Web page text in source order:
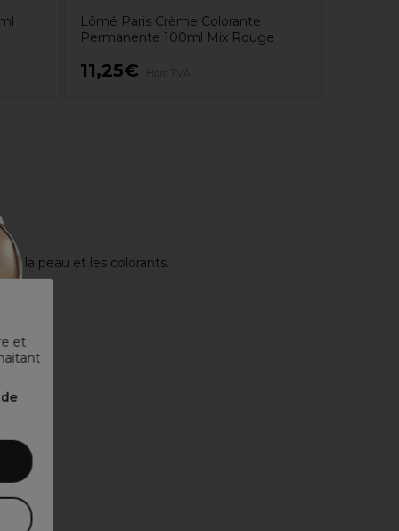
et
Lômé Paris Crème Colorante
Permanente 100ml Mix Rouge
11,25€
la peau et les colorants.